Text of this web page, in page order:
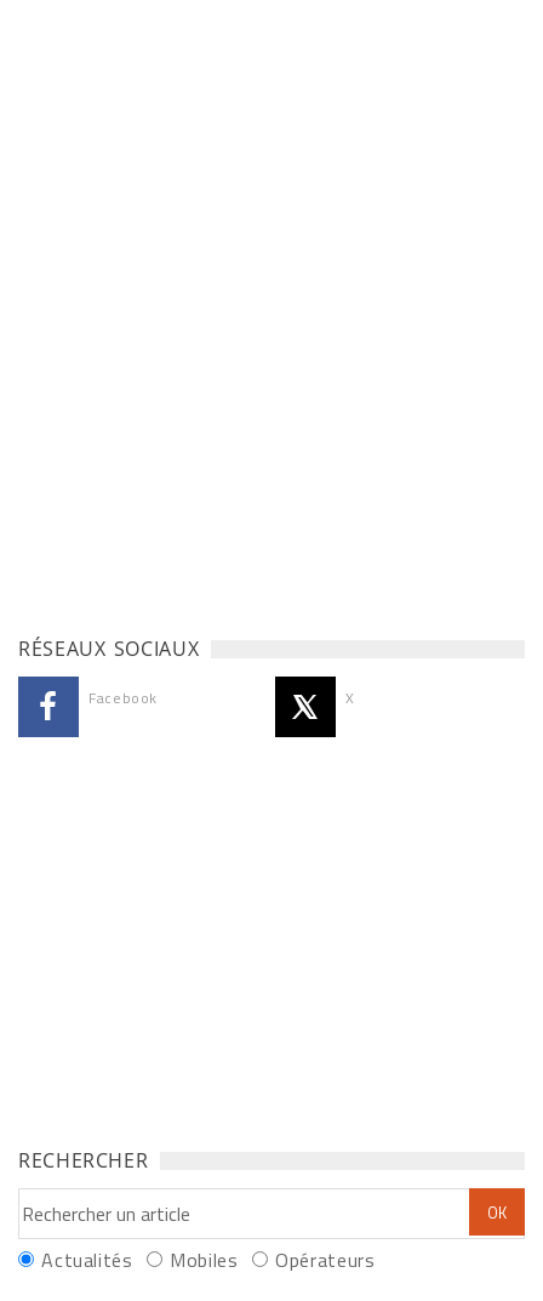
RÉSEAUX SOCIAUX
Facebook X
RECHERCHER
Actualités Mobiles Opérateurs